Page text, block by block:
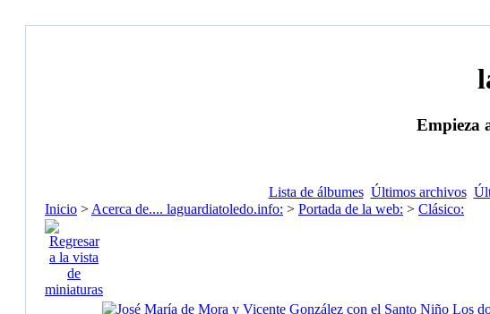
Empieza
Lista de álbumes Últimos archivos
Inicio > Acerca de.... laguardiatoledo.info: > Portada de la web: > Clásico: